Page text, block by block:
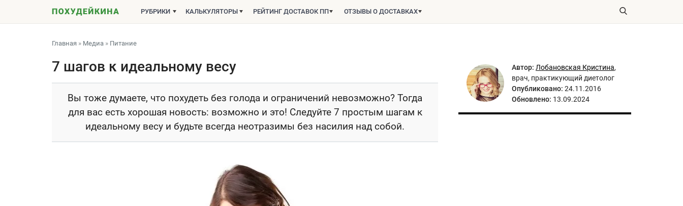
РУБРИКИ КАЛЬКУЛЯТОРЫ РЕЙТИНГ ДОСТАВОК ПП ОТЗЫВЫ О ДОСТАВКАХ
Главная » Медиа » Питание
7 шагов к идеальному весу
Вы тоже думаете, что похудеть без голода и ограничений невозможно? Тогда
для вас есть хорошая новость: возможно и это! Следуйте 7 простым шагам к
идеальному весу и будьте всегда неотразимы без насилия над собой.
Автор: Лобановская Кристина,
врач, практикующий диетолог
Опубликовано: 24.11.2016
Обновлено: 13.09.2024